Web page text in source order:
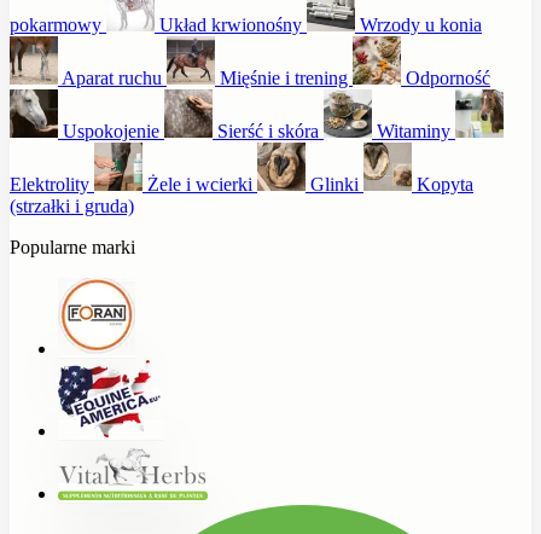
pokarmowy Układ krwionośny Wrzody u konia
Aparat ruchu Mięśnie i trening Odporność
Uspokojenie Sierść i skóra Witaminy
Elektrolity Żele i wcierki Glinki
Kopyta
(strzałki i gruda)
Popularne marki